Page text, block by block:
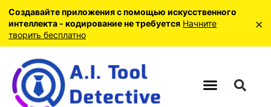
Создавайте приложения с помощью искусственного
интеллекта - кодирование не требуется Начните
творить бесплатно
×